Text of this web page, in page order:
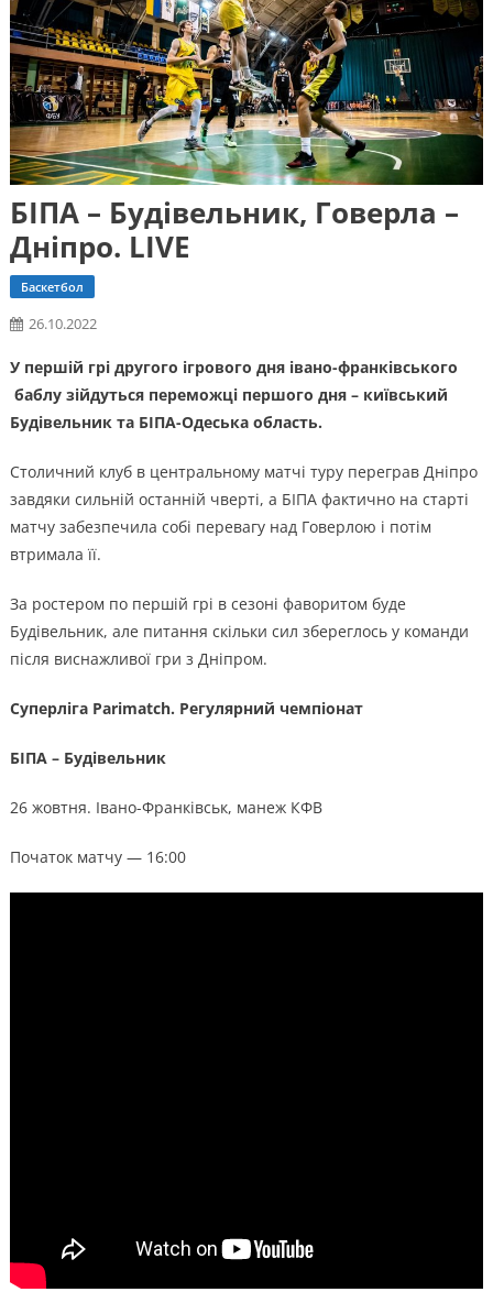
БІПА – Будівельник, Говерла –
Дніпро. LIVE
Баскетбол
26.10.2022
У першій грі другого ігрового дня івано-франківського
баблу зійдуться переможці першого дня – київський
Будівельник та БІПА-Одеська область.
Столичний клуб в центральному матчі туру переграв Дніпро
завдяки сильній останній чверті, а БІПА фактично на старті
матчу забезпечила собі перевагу над Говерлою і потім
втримала її.
За ростером по першій грі в сезоні фаворитом буде
Будівельник, але питання скільки сил збереглось у команди
після виснажливої гри з Дніпром.
Суперліга Parimatch. Регулярний чемпіонат
БІПА – Будівельник
26 жовтня. Івано-Франківськ, манеж КФВ
Початок матчу — 16:00